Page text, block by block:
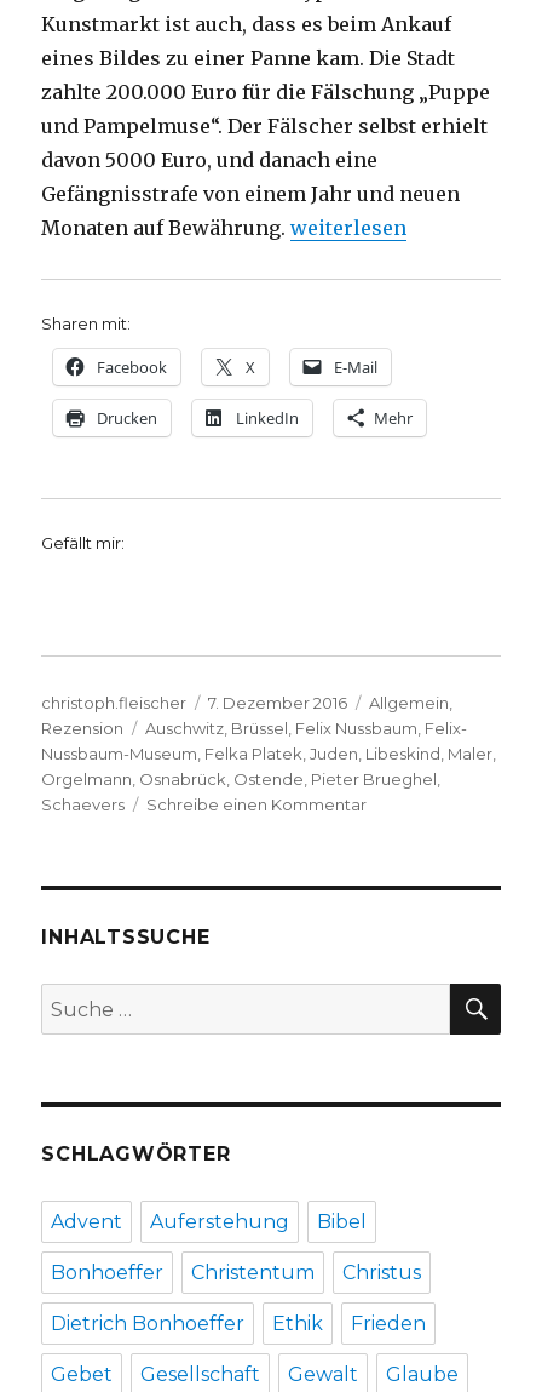
Kunstmarkt ist auch, dass es beim Ankauf
eines Bildes zu einer Panne kam. Die Stadt
zahlte 200.000 Euro für die Fälschung „Puppe
und Pampelmuse“. Der Fälscher selbst erhielt
davon 5000 Euro, und danach eine
Gefängnisstrafe von einem Jahr und neuen
Monaten auf Bewährung.„Kunst endet nicht in
weiterlesen
Sharen mit:
Facebook X E-Mail
Drucken LinkedIn Mehr
Gefällt mir:
Autor
christoph.fleischer
Veröffentlicht
am
7. Dezember 2016 Kategorien
Allgemein
Rezension
Schlagwörter
Auschwitz Brüssel Felix Nussbaum Felix-
Nussbaum-Museum Felka Platek ,Juden Libeskind Maler
Orgelmann Osnabrück Ostende Pieter Brueghel
Schaevers
Schreibe einen Kommentarzu
von
Fleischer,
INHALTSSUCHE
Suche
nach:
SCHLAGWÖRTER
Advent Auferstehung Bibel
Bonhoeffer Christentum Christus
Dietrich Bonhoeffer Ethik Frieden
Gebet Gesellschaft Gewalt Glaube